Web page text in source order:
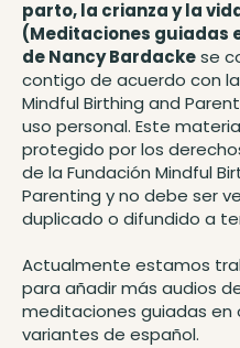
parto, la crianza y la
(Meditaciones guiadas
de Nancy Bardackese
contigo de acuerdo con
Mindful Birthing and
uso personal. Este
protegido por los
de la Fundación Mindful
Parenting y no debe ser
duplicado o difundido a
Actualmente estamos
para añadir más audios
meditaciones guiadas en
variantes de español.